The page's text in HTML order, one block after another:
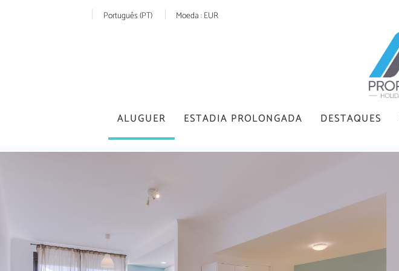
Português (PT) Moeda :EUR
ALUGUER ESTADIA PROLONGADA DESTAQUES